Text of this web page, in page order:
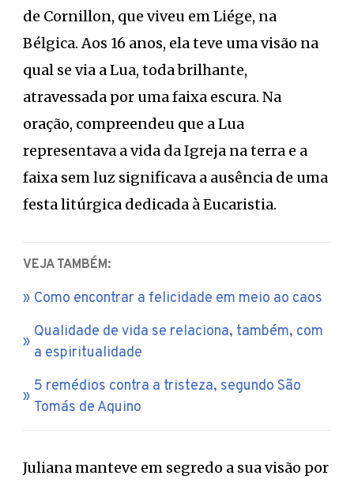
de Cornillon, que viveu em Liége, na
Bélgica. Aos 16 anos, ela teve uma visão na
qual se via a Lua, toda brilhante,
atravessada por uma faixa escura. Na
oração, compreendeu que a Lua
representava a vida da Igreja na terra e a
faixa sem luz significava a ausência de uma
festa litúrgica dedicada à Eucaristia.
VEJA TAMBÉM:
Como encontrar a felicidade em meio ao caos
Qualidade de vida se relaciona, também, com
a espiritualidade
5 remédios contra a tristeza, segundo São
Tomás de Aquino
Juliana manteve em segredo a sua visão por